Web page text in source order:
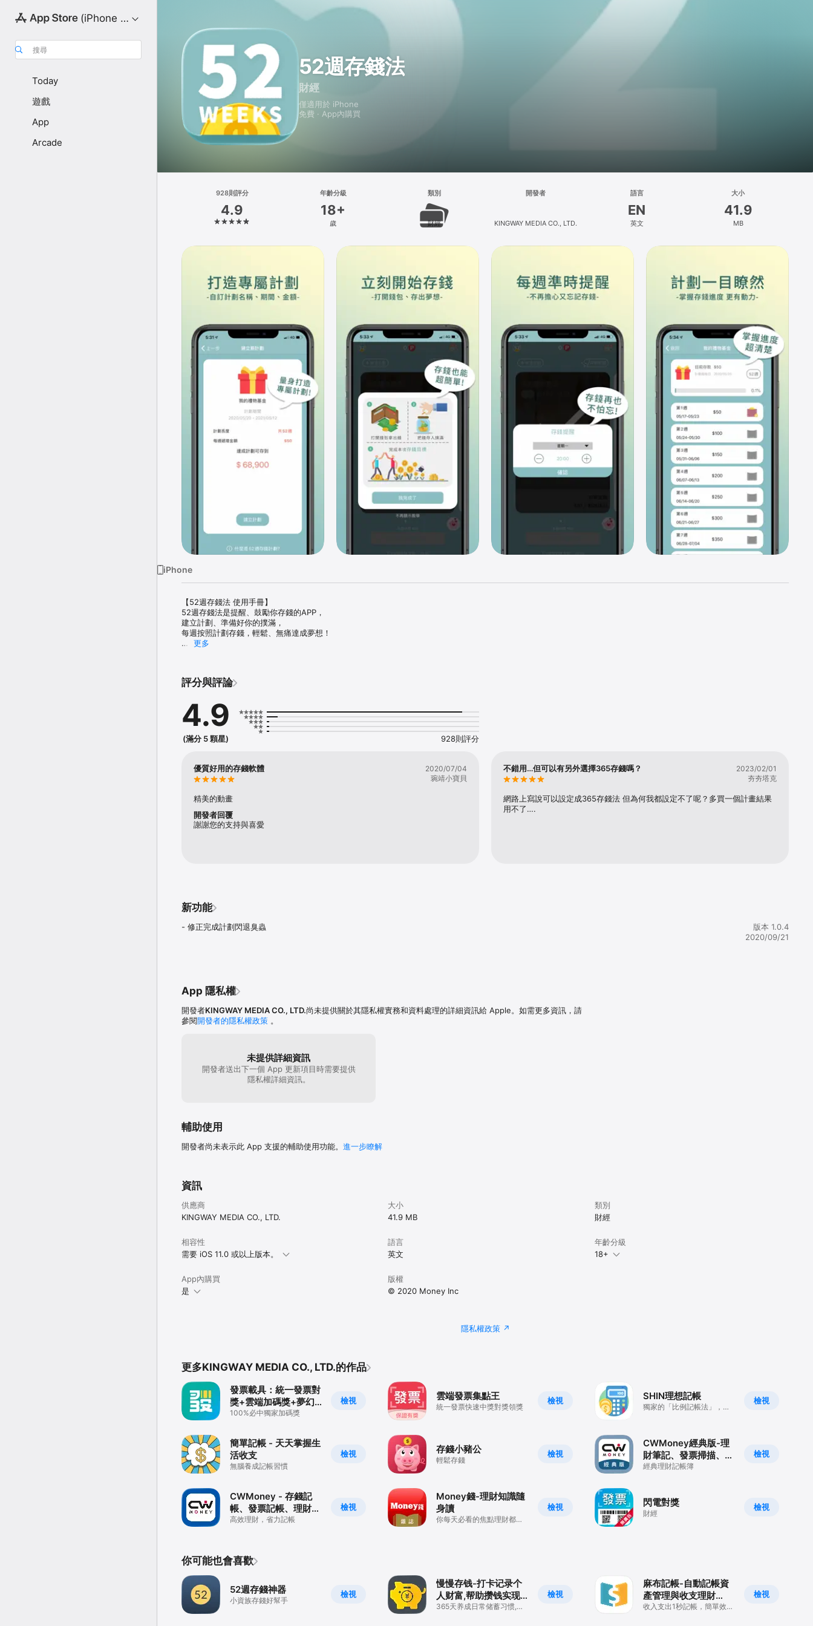
(iPhone 版)
搜尋
Today
遊戲
App
Arcade
52週存錢法
財經
僅適用於 iPhone
免費 · App內購買
928則評分
4.9
年齡分級
18+
歲
類別
財經
開發者
KINGWAY MEDIA CO., LTD.
語言
EN
英文
大小
41.9
MB
iPhone
【52週存錢法 使用手冊】
52週存錢法是提醒、鼓勵你存錢的APP，
建立計劃、準備好你的撲滿，
每週按照計劃存錢，輕鬆、無痛達成夢想！
-每週準時存錢，獎勵點數換好禮
功能：
-52週存錢法 無痛儲蓄 輕鬆挑戰
-每週定時提醒 不怕忘
-存錢列表 助你掌握存錢進度
-點數獎勵 鼓勵你我準時存錢
粉絲專頁：http://bit.ly/piggyfb
LINE@：http://bit.ly/piggyline
更多
評分與評論
4.9
(滿分 5 顆星) 928則評分
優質好用的存錢軟體
2020/07/04
琬靖小寶貝
精美的動畫
開發者回覆
謝謝您的支持與喜愛
不錯用…但可以有另外選擇365存錢嗎？
2023/02/01
夯夯塔克
網路上寫說可以設定成365存錢法 但為何我都設定不了呢？多買一個計畫結果
用不了….
新功能
- 修正完成計劃閃退臭蟲
版本 1.0.4
2020/09/21
App 隱私權
開發者KINGWAY MEDIA CO., LTD.尚未提供關於其隱私權實務和資料處理的詳細資訊給 Apple。如需更多資訊，請
參閱開發者的隱私權政策 。
未提供詳細資訊
開發者送出下一個 App 更新項目時需要提供
隱私權詳細資訊。
輔助使用
開發者尚未表示此 App 支援的輔助使用功能。 進一步瞭解
資訊
供應商
KINGWAY MEDIA CO., LTD.
大小
41.9 MB
類別
財經
相容性
需要 iOS 11.0 或以上版本。
語言
英文
年齡分級
18+
App內購買
是
版權
© 2020 Money Inc
隱私權政策
更多KINGWAY MEDIA CO., LTD.的作品
檢視
發票載具：統一發票對
獎+雲端加碼獎+夢幻
發票自訂圖片
100%必中獨家加碼獎
檢視
簡單記帳 - 天天掌握生
活收支
無腦養成記帳習慣
檢視
CWMoney - 存錢記
帳、發票記帳、理財分
析、管理預算
高效理財，省力記帳
檢視
雲端發票集點王
統一發票快速中獎對獎領獎
檢視
存錢小豬公
輕鬆存錢
檢視
Money錢-理財知識隨
身讀
你每天必看的焦點理財都在
檢視
SHIN理想記帳
獨家的「比例記帳法」，幫
檢視
CWMoney經典版-理
財筆記、發票掃描、雲
端備份、存錢記帳
經典理財記帳簿
檢視
閃電對獎
財經
你可能也會喜歡
檢視
52週存錢神器
小資族存錢好幫手
檢視
慢慢存钱-打卡记录个
人财富,帮助攒钱实现
财务自由
365天养成日常储蓄习惯,领
檢視
麻布記帳-自動記帳資
產管理與收支理財
Moneybook
收入支出1秒記帳，簡單效率